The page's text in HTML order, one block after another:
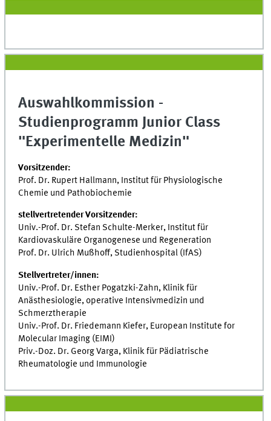
Auswahlkommission -
Studienprogramm Junior Class
"Experimentelle Medizin"
Vorsitzender:
Prof. Dr. Rupert Hallmann, Institut für Physiologische
Chemie und Pathobiochemie
stellvertretender Vorsitzender:
Univ.-Prof. Dr. Stefan Schulte-Merker, Institut für
Kardiovaskuläre Organogenese und Regeneration
Prof. Dr. Ulrich Mußhoff, Studienhospital (IfAS)
Stellvertreter/innen:
Univ.-Prof. Dr. Esther Pogatzki-Zahn, Klinik für
Anästhesiologie, operative Intensivmedizin und
Schmerztherapie
Univ.-Prof. Dr. Friedemann Kiefer, European Institute for
Molecular Imaging (EIMI)
Priv.-Doz. Dr. Georg Varga, Klinik für Pädiatrische
Rheumatologie und Immunologie